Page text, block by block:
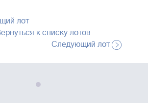
лот
к списку лотов
Следующий лот